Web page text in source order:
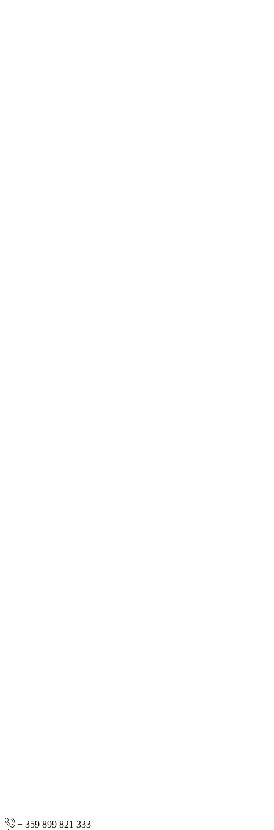
+ 359 899 821 333